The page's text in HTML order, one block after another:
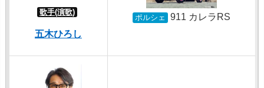
歌手(演歌)
五木ひろし
ポルシェ 911 カレラRS